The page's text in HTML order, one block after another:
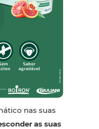
nas suas
as suas